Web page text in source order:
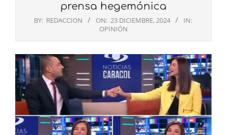
prensa hegemónica
BY: REDACCION ON: 23 DICIEMBRE, 2024
IN:
OPINIÓN